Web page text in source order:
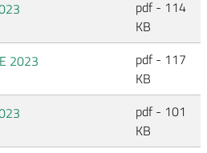
pdf - 114
KB
2023
pdf - 117
KB
pdf - 101
KB